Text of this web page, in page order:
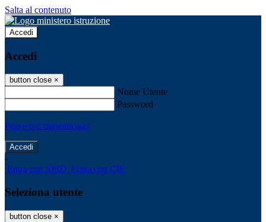
Salta al contenuto
Accedi
Accedi
button close ×
Nome Utente
Password
Password dimenticata?
-
Entra con SPID Entra con CIE
Seleziona utente
button close ×